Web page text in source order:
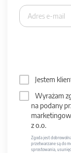
Jestem
Wyrażam
na podany
z o.o.
Zgoda jest
przetwarzane są do
sprostowania,